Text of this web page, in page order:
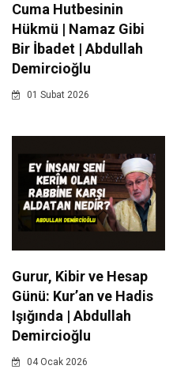
Cuma Hutbesinin
Hükmü | Namaz Gibi
Bir İbadet | Abdullah
Demircioğlu
01 Subat 2026
Gurur, Kibir ve Hesap
Günü: Kur’an ve Hadis
Işığında | Abdullah
Demircioğlu
04 Ocak 2026